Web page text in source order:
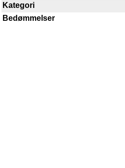
Kategori
Bedømmelser